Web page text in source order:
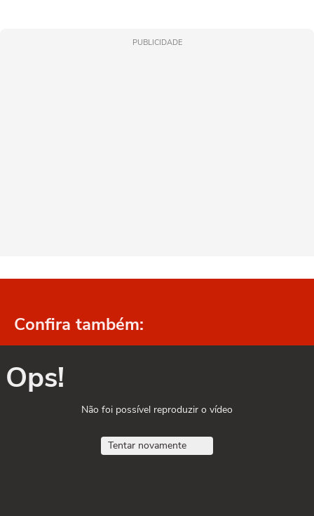
PUBLICIDADE
Confira também:
Ops!
Não foi possível reproduzir o vídeo
Tentar novamente